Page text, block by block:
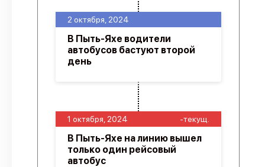
1 октября, 2024 -текущ.
В Пыть-Яхе на линию вышел
только один рейсовый
автобус
2 октября, 2024
В Пыть-Яхе водители
автобусов бастуют второй
день